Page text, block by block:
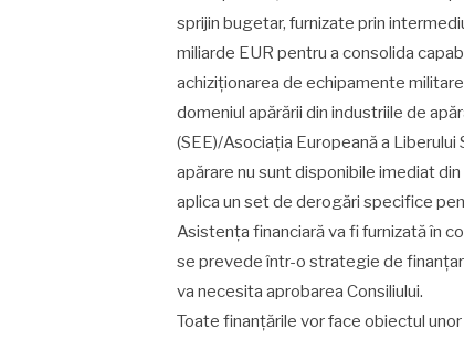
sprijin bugetar, furnizate prin
miliarde EUR pentru a consolida
achiziționarea de echipamente
domeniul apărării din industriile de
(SEE)/Asociația Europeană a
apărare nu sunt disponibile imediat
aplica un set de derogări specifice
Asistența financiară va fi furnizată în
se prevede într-o strategie de
va necesita aprobarea Consiliului.
Toate finanțările vor face obiectul